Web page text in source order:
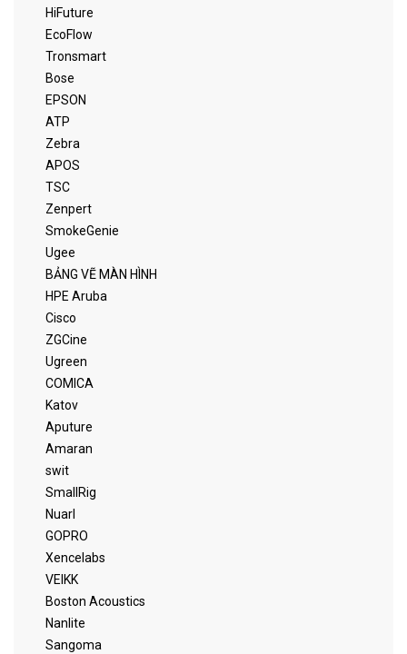
HiFuture
EcoFlow
Tronsmart
Bose
EPSON
ATP
Zebra
APOS
TSC
Zenpert
SmokeGenie
Ugee
BẢNG VẼ MÀN HÌNH
HPE Aruba
Cisco
ZGCine
Ugreen
COMICA
Katov
Aputure
Amaran
swit
SmallRig
Nuarl
GOPRO
Xencelabs
VEIKK
Boston Acoustics
Nanlite
Sangoma